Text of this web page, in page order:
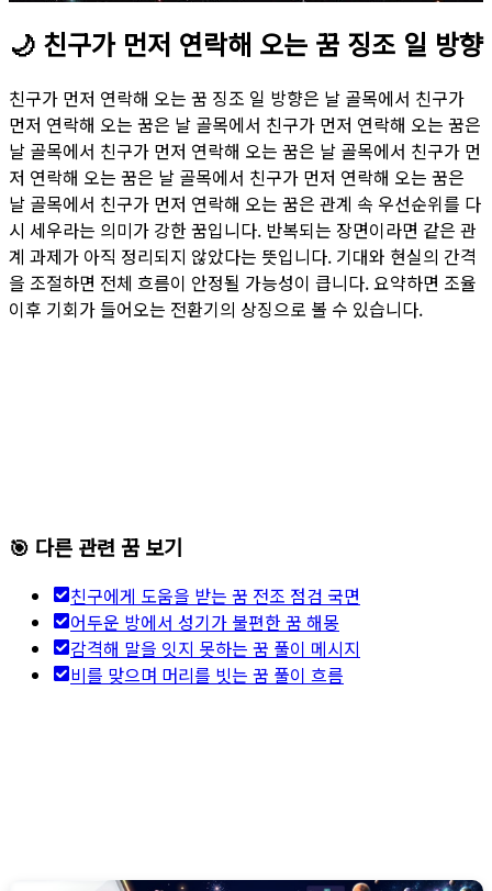
🌙 친구가 먼저 연락해 오는 꿈 징조 일 방향
친구가 먼저 연락해 오는 꿈 징조 일 방향은 날 골목에서 친구가
먼저 연락해 오는 꿈은 날 골목에서 친구가 먼저 연락해 오는 꿈은
날 골목에서 친구가 먼저 연락해 오는 꿈은 날 골목에서 친구가 먼
저 연락해 오는 꿈은 날 골목에서 친구가 먼저 연락해 오는 꿈은
날 골목에서 친구가 먼저 연락해 오는 꿈은 관계 속 우선순위를 다
시 세우라는 의미가 강한 꿈입니다. 반복되는 장면이라면 같은 관
계 과제가 아직 정리되지 않았다는 뜻입니다. 기대와 현실의 간격
을 조절하면 전체 흐름이 안정될 가능성이 큽니다. 요약하면 조율
이후 기회가 들어오는 전환기의 상징으로 볼 수 있습니다.
🎯 다른 관련 꿈 보기
친구에게 도움을 받는 꿈 전조 점검 국면
어두운 방에서 성기가 불편한 꿈 해몽
감격해 말을 잇지 못하는 꿈 풀이 메시지
비를 맞으며 머리를 빗는 꿈 풀이 흐름